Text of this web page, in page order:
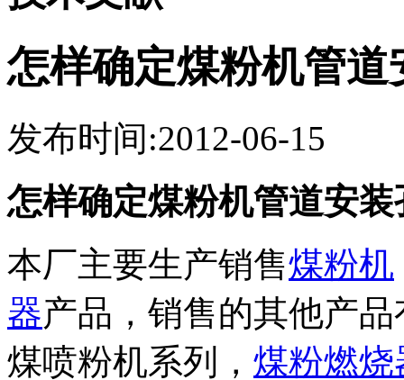
怎样确定煤粉机管道
发布时间:2012-06-15
怎样确定煤粉机管道安装
本厂主要生产销售煤粉机
器产品，销售的其他产
煤喷粉机系列， 煤粉燃烧